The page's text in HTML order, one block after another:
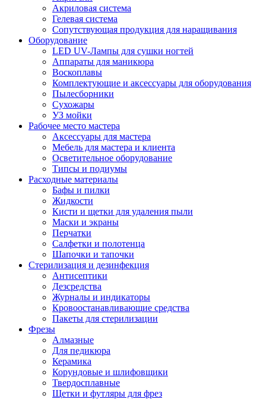
Акриловая система
Гелевая система
Сопутствующая продукция для наращивания
Оборудование
LED UV-Лампы для сушки ногтей
Аппараты для маникюра
Воскоплавы
Комплектующие и аксессуары для оборудования
Пылесборники
Сухожары
УЗ мойки
Рабочее место мастера
Аксессуары для мастера
Мебель для мастера и клиента
Осветительное оборудование
Типсы и подиумы
Расходные материалы
Бафы и пилки
Жидкости
Кисти и щетки для удаления пыли
Маски и экраны
Перчатки
Салфетки и полотенца
Шапочки и тапочки
Стерилизация и дезинфекция
Антисептики
Дезсредства
Журналы и индикаторы
Кровоостанавливающие средства
Пакеты для стерилизации
Фрезы
Алмазные
Для педикюра
Керамика
Корундовые и шлифовщики
Твердосплавные
Щетки и футляры для фрез